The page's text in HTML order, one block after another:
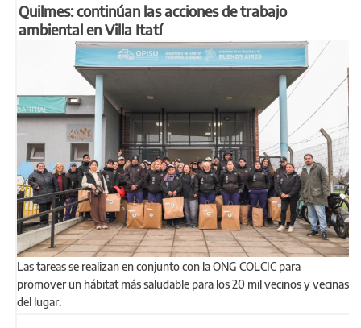
Quilmes: continúan las acciones de trabajo
ambiental en Villa Itatí
Las tareas se realizan en conjunto con la ONG COLCIC para
promover un hábitat más saludable para los 20 mil vecinos y vecinas
del lugar.